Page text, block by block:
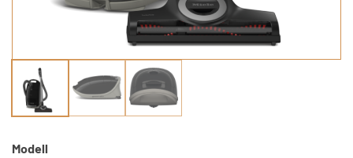
Modell